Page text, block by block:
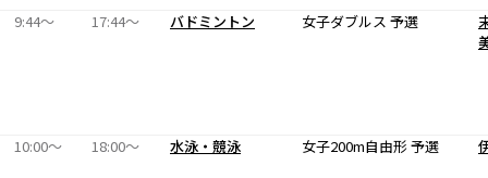
9:44〜 17:44〜 バドミントン 女子ダブルス 予選
10:00〜 18:00〜 水泳・競泳 女子200m自由形 予選